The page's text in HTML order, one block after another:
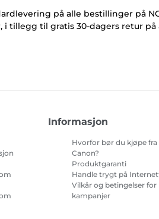
på alle bestillinger på
i tillegg til gratis 30-dagers retur på
Informasjon
Hvorfor bør du kjøpe fra
Canon?
Produktgaranti
Handle trygt på
Vilkår og betingelser for
kampanjer